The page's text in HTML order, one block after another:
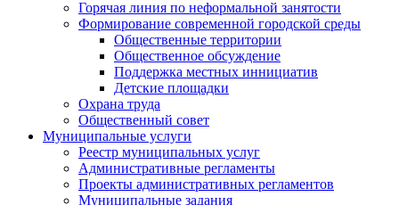
Горячая линия по неформальной занятости
Формирование современной городской среды
Общественные территории
Общественное обсуждение
Поддержка местных иннициатив
Детские площадки
Охрана труда
Общественный совет
Муниципальные услуги
Реестр муниципальных услуг
Административные регламенты
Проекты административных регламентов
Муниципальные задания